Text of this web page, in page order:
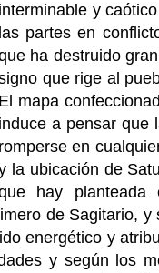
interminable y
las partes en
ha destruido
que rige al
El mapa
induce a pensar que
romperse en
la ubicación de
hay planteada
de Sagitario,
energético y
y según los